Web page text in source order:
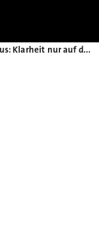
Neuer WLTP-Zyklus: Klarheit nur auf den ersten Blick